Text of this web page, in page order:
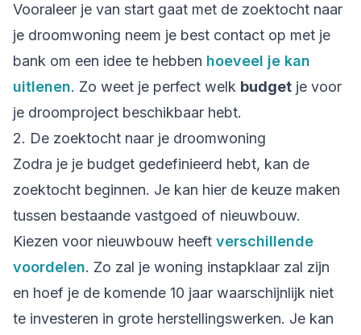
Vooraleer je van start gaat met de zoektocht naar
je droomwoning neem je best contact op met je
bank om een idee te hebben hoeveel je kan
uitlenen. Zo weet je perfect welk budget je voor
je droomproject beschikbaar hebt.
2. De zoektocht naar je droomwoning
Zodra je je budget gedefinieerd hebt, kan de
zoektocht beginnen. Je kan hier de keuze maken
tussen bestaande vastgoed of nieuwbouw.
Kiezen voor nieuwbouw heeft verschillende
voordelen. Zo zal je woning instapklaar zal zijn
en hoef je de komende 10 jaar waarschijnlijk niet
te investeren in grote herstellingswerken. Je kan